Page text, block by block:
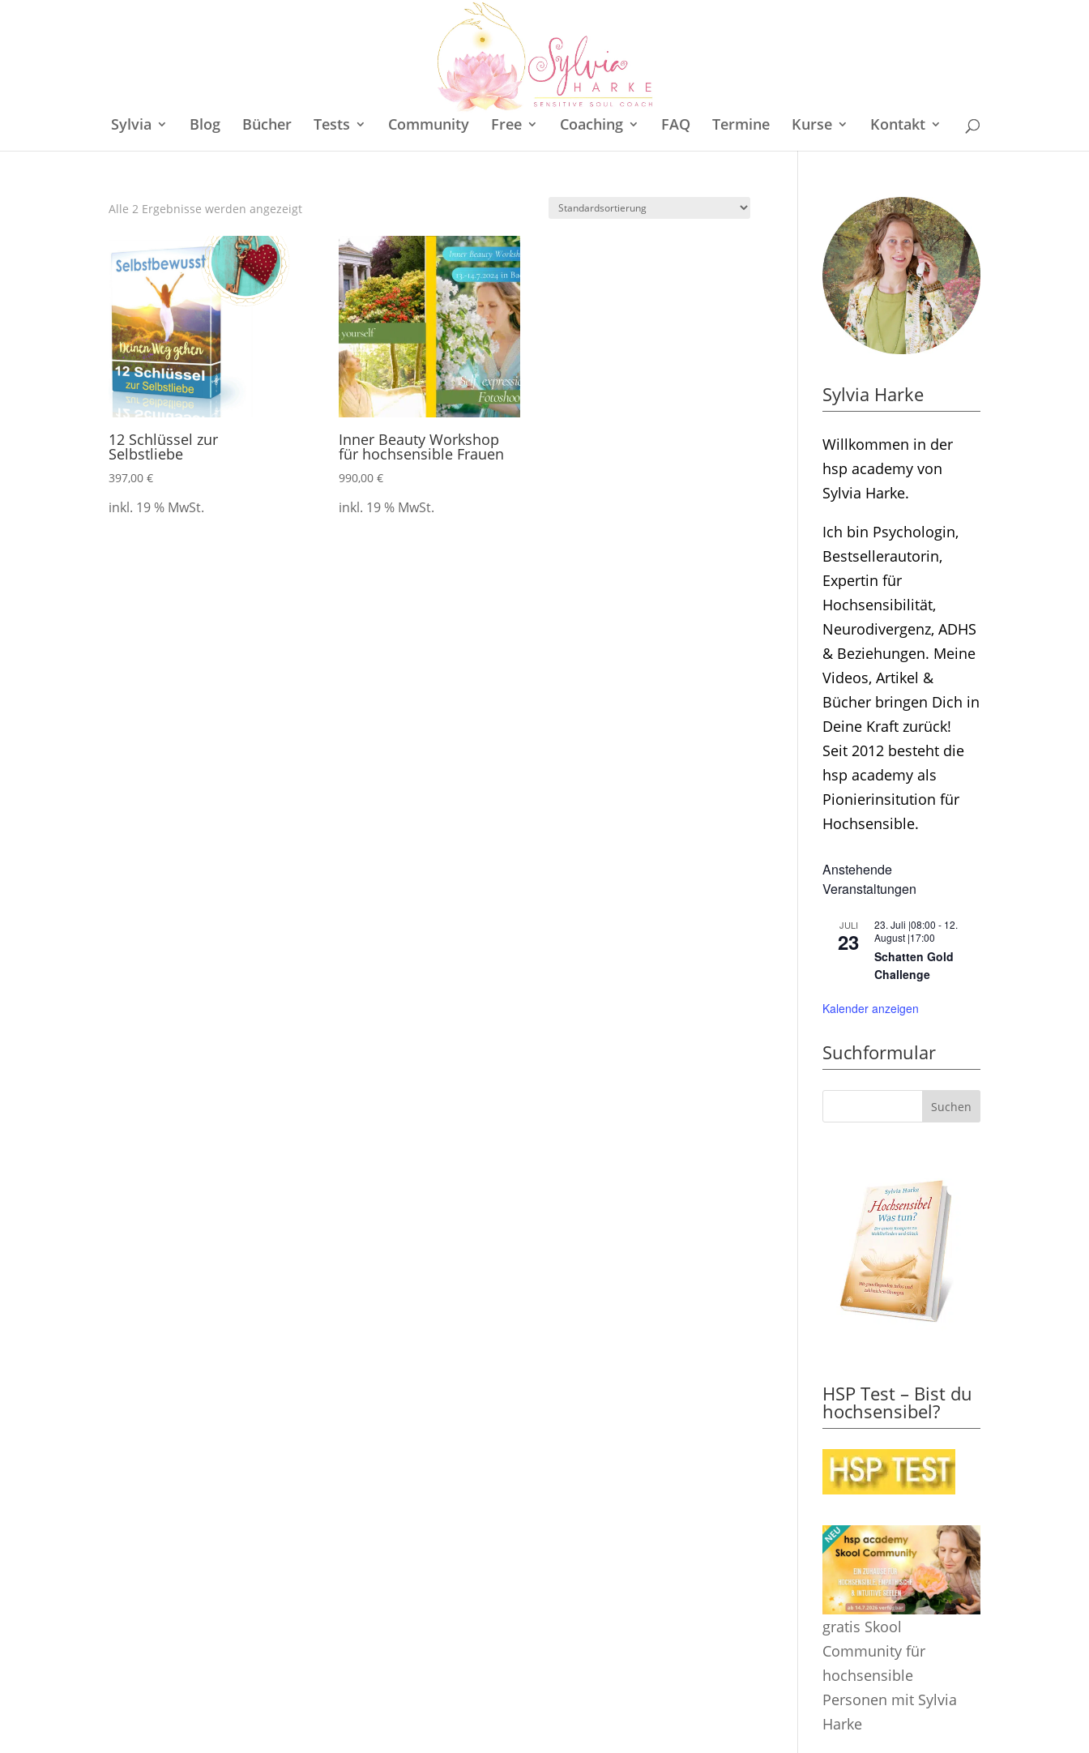
Sylvia Blog Bücher Tests Community Free Coaching FAQ Termine Kurse Kontakt
Alle 2 Ergebnisse werden angezeigt
12 Schlüssel zur
Selbstliebe
397,00€
inkl. 19 % MwSt.
Inner Beauty Workshop
für hochsensible Frauen
990,00 €
inkl. 19 % MwSt.
Sylvia Harke
Willkommen in der
hsp academy von
Sylvia Harke.
Ich bin Psychologin,
Bestsellerautorin,
Expertin für
Hochsensibilität,
Neurodivergenz, ADHS
& Beziehungen. Meine
Videos, Artikel &
Bücher bringen Dich in
Deine Kraft zurück!
Seit 2012 besteht die
hsp academy als
Pionierinsitution für
Hochsensible.
Anstehende
Veranstaltungen
JULI
23
23. Juli |08:00 - 12.
August |17:00
Schatten Gold
Challenge
Kalender anzeigen
Suchformular
HSP Test – Bist du
hochsensibel?
gratis Skool
Community für
hochsensible
Personen mit Sylvia
Harke